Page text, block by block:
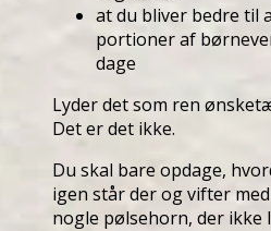
at du bliver bedre til
portioner af
dage
Lyder det som ren
Det er det ikke.
Du skal bare opdage,
igen står der og vifter
nogle pølsehorn, der